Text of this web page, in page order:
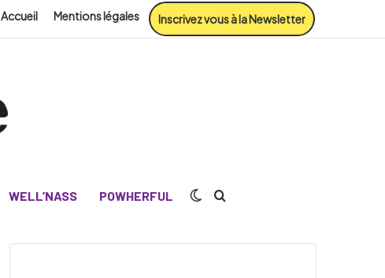
Accueil Mentions légales Inscrivez vous à la Newsletter
WELL’NASS POWHERFUL Switch skin